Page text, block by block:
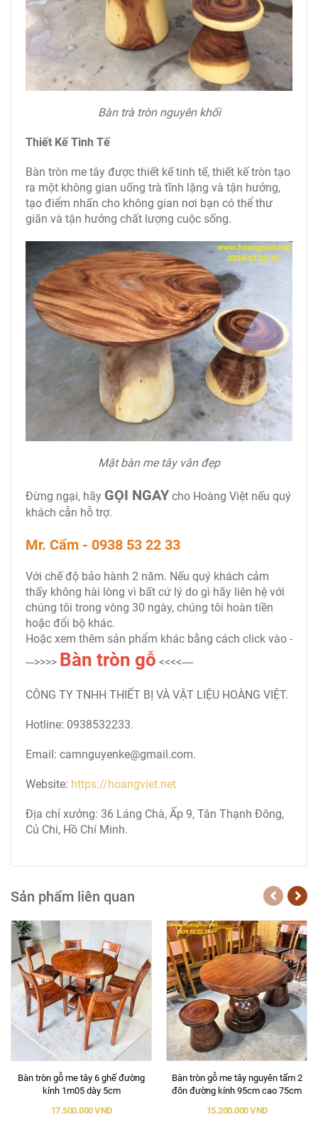
Bàn trà tròn nguyên khối
Thiết Kế Tinh Tế
Bàn tròn me tây được thiết kế tinh tế, thiết kế tròn tạo
ra một không gian uống trà tĩnh lặng và tận hưởng,
tạo điểm nhấn cho không gian nơi bạn có thể thư
giãn và tận hưởng chất lượng cuộc sống.
Mặt bàn me tây vân đẹp
Đừng ngại, hãy GỌI NGAY cho Hoàng Việt nếu quý
khách cẫn hỗ trợ.
Mr. Cẩm - 0938 53 22 33
Với chế độ bảo hành 2 năm. Nếu quý khách cảm
thấy không hài lòng vì bất cứ lý do gì hãy liên hệ với
chúng tôi trong vòng 30 ngày, chúng tôi hoàn tiền
hoặc đổi bộ khác.
Hoặc xem thêm sản phẩm khác bằng cách click vào -
--->>>> Bàn tròn gỗ <<<<----
CÔNG TY TNHH THIẾT BỊ VÀ VẬT LIỆU HOÀNG VIỆT.
Hotline: 0938532233.
Email: camnguyenke@gmail.com.
Website: https://hoangviet.net
Địa chỉ xưởng: 36 Láng Chà, Ấp 9, Tân Thạnh Đông,
Củ Chi, Hồ Chí Minh.
Sản phẩm liên quan
Bàn tròn gỗ me tây 6 ghế đường
kính 1m05 dày 5cm
17.500.000 VND
Bàn tròn gỗ me tây nguyên tấm 2
đôn đường kính 95cm cao 75cm
15.200.000 VND